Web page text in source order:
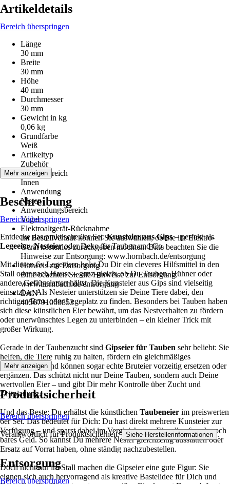
Artikeldetails
Bereich überspringen
Länge
30 mm
Breite
30 mm
Höhe
40 mm
Durchmesser
30 mm
Gewicht in kg
0,06 kg
Grundfarbe
Weiß
Artikeltyp
Zubehör
Einsatzbereich
Innen
Anwendung
Nisten
Anwendungsbereich
Vogel
Elektroaltgerät-Rücknahme
Im Bestellverlauf können Sie auswählen, ob Sie ihr Elektro-
Gerät kostenlos zurückgeben möchten. Bitte beachten Sie die
Hinweise zur Entsorgung: www.hornbach.de/entsorgung
Hinweis zur Entsorgung
Bitte beachten Sie die Hinweise zur Entsorgung:
www.hornbach.de/entsorgung
EAN
4056791059853
Mehr anzeigen
Beschreibung
Bereich überspringen
Entdecke das praktische 6er Set:Kunsteier aus Gips– perfekt als
Legeeier,Nesteieroder Deko für Tauben und Co.
Mit diesen 6x Legeeiern holst Du Dir ein cleveres Hilfsmittel in den
Stall oder nach Hause – ganz gleich, ob Du Tauben, Hühner oder
andere Geflügelarten hältst. Die Kunsteier aus Gips sind vielseitig
einsetzbar: Als Nesteier unterstützen sie Deine Tiere dabei, den
richtigen Brut- oder Legeplatz zu finden. Besonders bei Tauben haben
sich diese künstlichen Eier bewährt, um das Nestverhalten zu fördern
oder unerwünschtes Legen zu unterbinden – ein kleiner Trick mit
großer Wirkung.
Gerade in der Taubenzucht sind Gipseier für Tauben sehr beliebt: Sie
helfen, die Tiere ruhig zu halten, fördern ein gleichmäßiges
Brutverhalten und können sogar echte Bruteier vorzeitig ersetzen oder
ergänzen. Das schützt nicht nur Deine Tauben, sondern auch Deine
wertvollen Eier – und gibt Dir mehr Kontrolle über Zucht und
Zeitplanung.
Und das Beste: Du erhältst die künstlichen Taubeneier im preiswerten
6er Set. Das bedeutet für Dich: Du hast direkt mehrere Kunsteier zur
Verfügung – und sparst dabei im Vergleich zum Einzelkauf auch noch
bares Geld. So kannst Du mehrere Nester gleichzeitig ausstatten oder
Ersatz auf Vorrat haben, ohne ständig nachzubestellen.
Doch nicht nur im Stall machen die Gipseier eine gute Figur: Sie
eignen sich auch hervorragend als kreative Bastelidee für Dich und
Mehr anzeigen
Produktsicherheit
Bereich überspringen
Verantwortlich für Produktsicherheit: Siehe Herstellerinformationen .
Entsorgung
Bereich überspringen